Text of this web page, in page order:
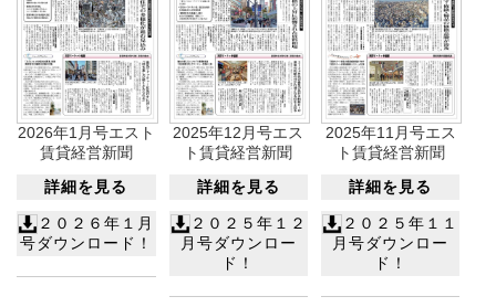
2026年1月号エスト
賃貸経営新聞
詳細を見る
２０２６年１月
号ダウンロード！
2025年12月号エス
ト賃貸経営新聞
詳細を見る
２０２５年１２
月号ダウンロー
ド！
2025年11月号エス
ト賃貸経営新聞
詳細を見る
２０２５年１１
月号ダウンロー
ド！